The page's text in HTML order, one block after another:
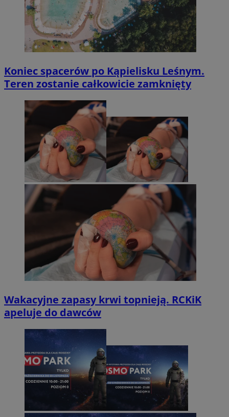
Koniec spacerów po Kąpielisku Leśnym.
Teren zostanie całkowicie zamknięty
Wakacyjne zapasy krwi topnieją. RCKiK
apeluje do dawców